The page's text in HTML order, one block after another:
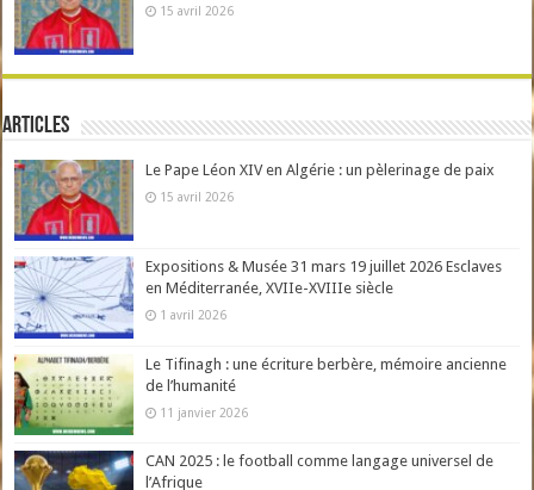
15 avril 2026
Articles
Le Pape Léon XIV en Algérie : un pèlerinage de paix
15 avril 2026
Expositions & Musée 31 mars 19 juillet 2026 Esclaves
en Méditerranée, XVIIe-XVIIIe siècle
1 avril 2026
Le Tifinagh : une écriture berbère, mémoire ancienne
de l’humanité
11 janvier 2026
CAN 2025 : le football comme langage universel de
l’Afrique